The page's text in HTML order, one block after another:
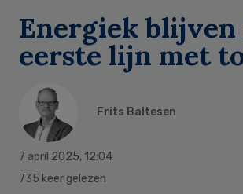
Energiek blijven
eerste lijn met
Frits Baltesen
7 april 2025, 12:04
735 keer gelezen